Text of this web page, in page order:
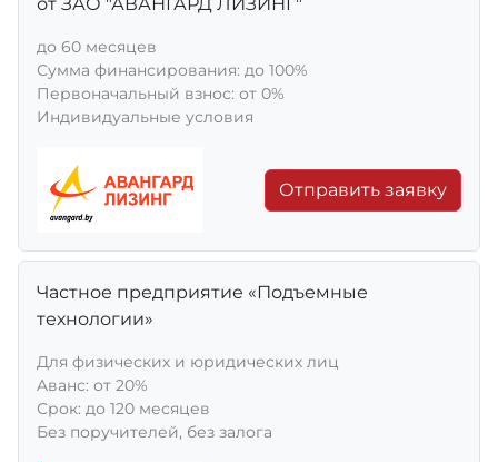
от ЗАО "АВАНГАРД ЛИЗИНГ"
до 60 месяцев
Сумма финансирования: до 100%
Первоначальный взнос: от 0%
Индивидуальные условия
Отправить заявку
Частное предприятие «Подъемные
технологии»
Для физических и юридических лиц
Aванс: от 20%
Срок: до 120 месяцев
Без поручителей, без залога